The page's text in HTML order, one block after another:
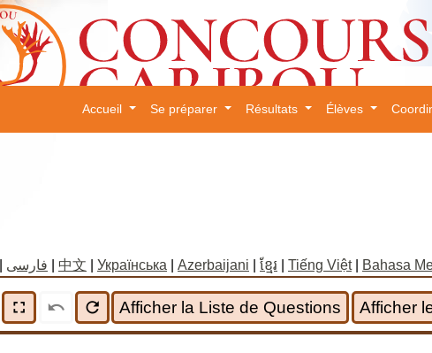
Accueil Se préparer Résultats Élèves
فارسی 中文 Українська Azerbaijani ខ្មែរ Tiếng Việt| Bahasa
fullscreen undo refresh Afficher la Liste de Questions Afficher